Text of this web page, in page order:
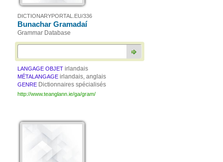
DICTIONARYPORTAL.EU/336
Bunachar Gramadaí
Grammar Database
LANGAGE OBJET irlandais
MÉTALANGAGE irlandais, anglais
GENRE Dictionnaires spécialisés
http://www.teanglann.ie/ga/gram/